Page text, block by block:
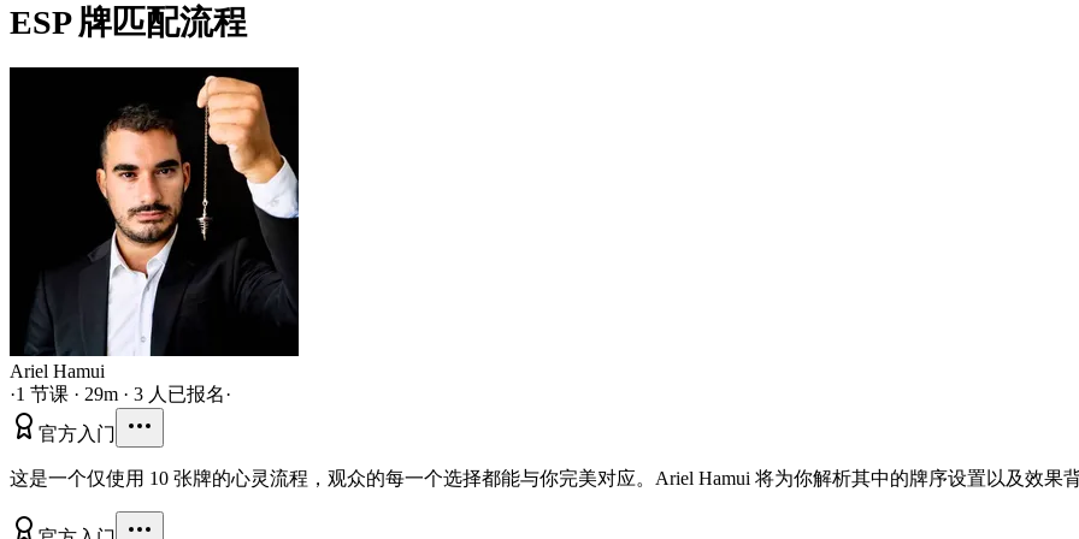
ESP 牌匹配流程
Ariel Hamui
·1 节课 · 29m · 3 人已报名·
官方入门
这是一个仅使用 10 张牌的心灵流程，观众的每一个选择都能与你完美对应。Ariel Hamui 将为你解析其中的牌序设置以及效果